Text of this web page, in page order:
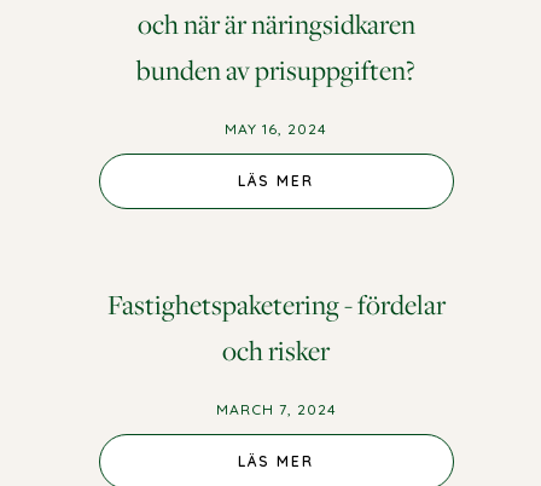
och när är näringsidkaren
bunden av prisuppgiften?
MAY 16, 2024
LÄS MER
Fastighetspaketering - fördelar
och risker
MARCH 7, 2024
LÄS MER